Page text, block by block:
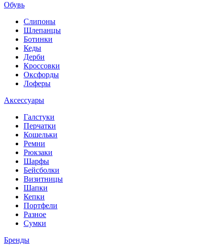
Обувь
Слипоны
Шлепанцы
Ботинки
Кеды
Дерби
Кроссовки
Оксфорды
Лоферы
Аксессуары
Галстуки
Перчатки
Кошельки
Ремни
Рюкзаки
Шарфы
Бейсболки
Визитницы
Шапки
Кепки
Портфели
Разное
Сумки
Бренды